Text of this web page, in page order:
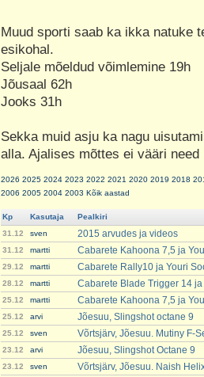
Muud sporti saab ka ikka natuke
esikohal.
Seljale mõeldud võimlemine 19h
Jõusaal 62h
Jooks 31h
Sekka muid asju ka nagu
alla. Ajalises mõttes ei vääri
2026 2025 2024 2023 2022 2021 2020 2019 2018
2006 2005 2004 2003 Kõik aastad
Kp Kasutaja
Pealkiri
31.12
sven 2015 arvudes ja videos
31.12 martti Cabarete Kahoona 7,5 ja
29.12 martti Cabarete Rally10 ja Youri
28.12 martti Cabarete Blade Trigger 14
25.12 martti Cabarete Kahoona 7,5 ja
25.12 arvi Jõesuu, Slingshot octane 9
25.12 sven Võrtsjärv, Jõesuu. Mutiny F-
23.12 arvi Jõesuu, Slingshot Octane 9
23.12 sven Võrtsjärv, Jõesuu. Naish